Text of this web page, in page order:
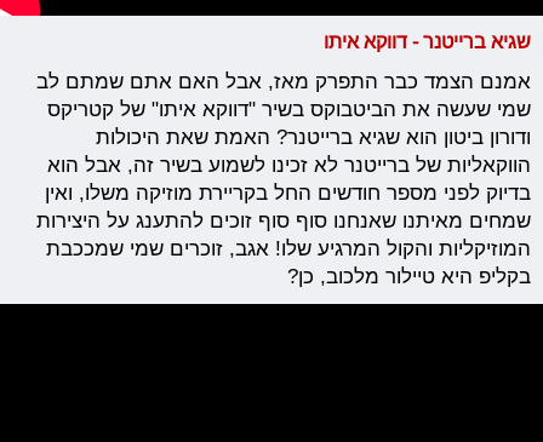
שגיא ברייטנר - דווקא איתו
אמנם הצמד כבר התפרק מאז, אבל האם אתם שמתם לב
שמי שעשה את הביטבוקס בשיר "דווקא איתו" של קטריקס
ודורון ביטון הוא שגיא ברייטנר? האמת שאת היכולות
הווקאליות של ברייטנר לא זכינו לשמוע בשיר זה, אבל הוא
בדיוק לפני מספר חודשים החל בקריירת מוזיקה משלו, ואין
שמחים מאיתנו שאנחנו סוף סוף זוכים להתענג על היצירות
המוזיקליות והקול המרגיע שלו! אגב, זוכרים שמי שמככבת
בקליפ היא טיילור מלכוב, כן?